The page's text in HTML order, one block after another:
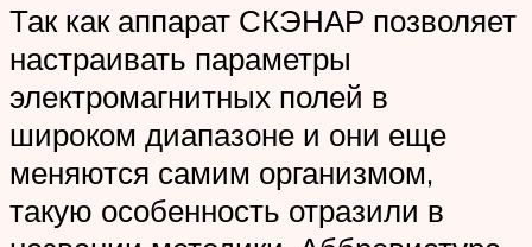
Так как аппарат СКЭНАР позволяет
настраивать параметры
электромагнитных полей в
широком диапазоне и они еще
меняются самим организмом,
такую особенность отразили в